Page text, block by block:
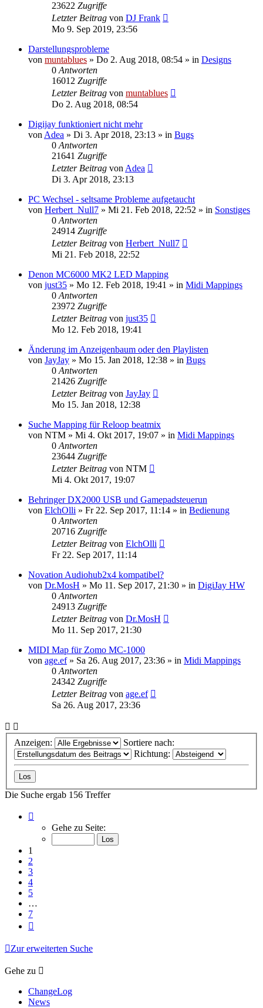
23622 Zugriffe
Letzter Beitrag von DJ Frank
Mo 9. Sep 2019, 23:56
Darstellungsprobleme
von muntablues » Do 2. Aug 2018, 08:54 » in Designs
0 Antworten
16012 Zugriffe
Letzter Beitrag von muntablues
Do 2. Aug 2018, 08:54
Digijay funktioniert nicht mehr
von Adea » Di 3. Apr 2018, 23:13 » in Bugs
0 Antworten
21641 Zugriffe
Letzter Beitrag von Adea
Di 3. Apr 2018, 23:13
PC Wechsel - seltsame Probleme aufgetaucht
von Herbert_Null7 » Mi 21. Feb 2018, 22:52 » in Sonstiges
0 Antworten
24914 Zugriffe
Letzter Beitrag von Herbert_Null7
Mi 21. Feb 2018, 22:52
Denon MC6000 MK2 LED Mapping
von just35 » Mo 12. Feb 2018, 19:41 » in Midi Mappings
0 Antworten
23972 Zugriffe
Letzter Beitrag von just35
Mo 12. Feb 2018, 19:41
Änderung im Anzeigenbaum oder den Playlisten
von JayJay » Mo 15. Jan 2018, 12:38 » in Bugs
0 Antworten
21426 Zugriffe
Letzter Beitrag von JayJay
Mo 15. Jan 2018, 12:38
Suche Mapping für Reloop beatmix
von NTM » Mi 4. Okt 2017, 19:07 » in Midi Mappings
0 Antworten
23644 Zugriffe
Letzter Beitrag von NTM
Mi 4. Okt 2017, 19:07
Behringer DX2000 USB und Gamepadsteuerun
von ElchOlli » Fr 22. Sep 2017, 11:14 » in Bedienung
0 Antworten
20716 Zugriffe
Letzter Beitrag von ElchOlli
Fr 22. Sep 2017, 11:14
Novation Audiohub2x4 kompatibel?
von Dr.MosH » Mo 11. Sep 2017, 21:30 » in DigiJay HW
0 Antworten
24913 Zugriffe
Letzter Beitrag von Dr.MosH
Mo 11. Sep 2017, 21:30
MIDI Map für Zomo MC-1000
von age.ef» Sa 26. Aug 2017, 23:36 » in Midi Mappings
0 Antworten
24342 Zugriffe
Letzter Beitrag von age.ef
Sa 26. Aug 2017, 23:36
Anzeigen:
Sortiere nach:
Richtung:
Die Suche ergab 156 Treffer
von
Gehe zu Seite:
1
2
3
4
5
…
7
Zur erweiterten Suche
Gehe zu
ChangeLog
News